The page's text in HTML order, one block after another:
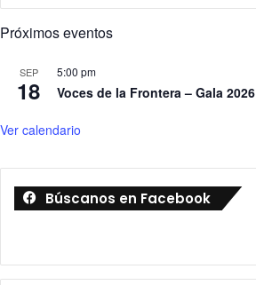
Próximos eventos
SEP
18
5:00 pm
Voces de la Frontera – Gala 2026
Ver calendario
Búscanos en Facebook